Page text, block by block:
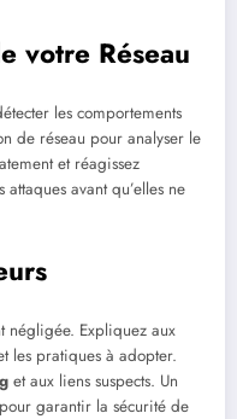
votre Réseau
les comportements
de réseau pour analyser le
et réagissez
avant qu’elles ne
négligée. Expliquez aux
les pratiques à adopter.
et aux liens suspects. Un
garantir la sécurité de